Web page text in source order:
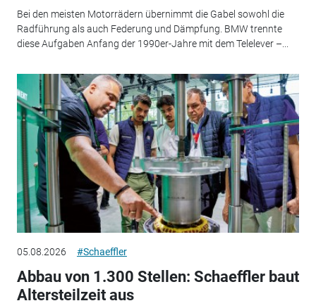
Bei den meisten Motorrädern übernimmt die Gabel sowohl die
Radführung als auch Federung und Dämpfung. BMW trennte
diese Aufgaben Anfang der 1990er-Jahre mit dem Telelever –...
05.08.2026 #Schaeffler
Abbau von 1.300 Stellen: Schaeffler baut
Altersteilzeit aus